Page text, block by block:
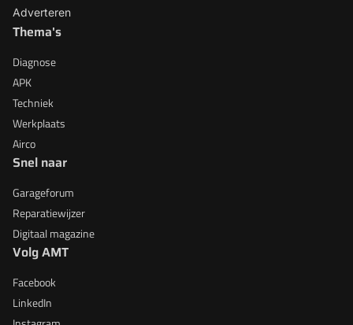
Adverteren
Thema's
Diagnose
APK
Techniek
Werkplaats
Airco
Snel naar
Garageforum
Reparatiewijzer
Digitaal magazine
Volg AMT
Facebook
LinkedIn